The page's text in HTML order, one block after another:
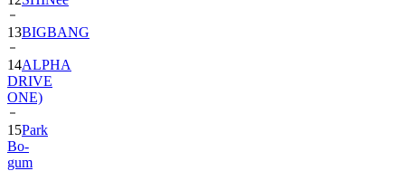
13BIGBANG
14ALPHA
DRIVE
ONE)
15Park
Bo-
gum